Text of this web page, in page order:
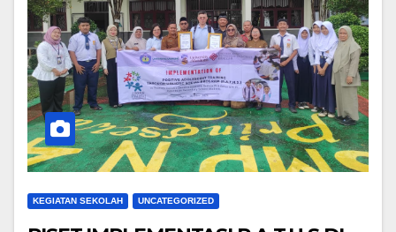
KEGIATAN SEKOLAH UNCATEGORIZED